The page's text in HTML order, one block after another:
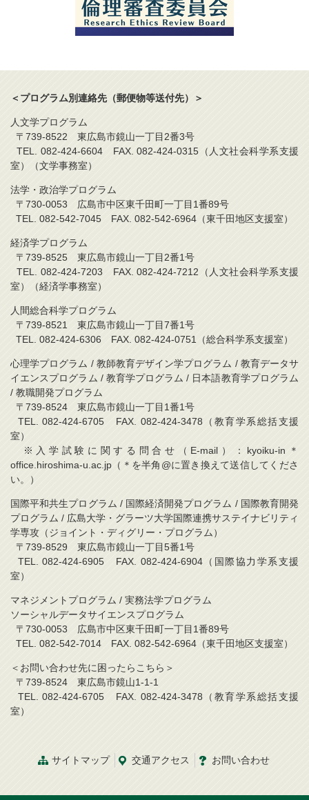
＜プログラム別連絡先（郵便物等送付先）＞
人文学プログラム
〒739-8522 東広島市鏡山一丁目2番3号
TEL. 082-424-6604 FAX. 082-424-0315（人文社会科学系支援
室）（文学事務室）
法学・政治学プログラム
〒730-0053 広島市中区東千田町一丁目1番89号
TEL. 082-542-7045 FAX. 082-542-6964（東千田地区支援室）
経済学プログラム
〒739-8525 東広島市鏡山一丁目2番1号
TEL. 082-424-7203 FAX. 082-424-7212（人文社会科学系支援
室）（経済学事務室）
人間総合科学プログラム
〒739-8521 東広島市鏡山一丁目7番1号
TEL. 082-424-6306 FAX. 082-424-0751（総合科学系支援室）
心理学プログラム / 教師教育デザイン学プログラム / 教育データサ
イエンスプログラム / 教育学プログラム / 日本語教育学プログラム
/ 教職開発プログラム
〒739-8524 東広島市鏡山一丁目1番1号
TEL. 082-424-6705 FAX. 082-424-3478（教育学系総括支援
室）
※入学試験に関する問合せ（E-mail）：kyoiku-in＊
office.hiroshima-u.ac.jp（＊を半角@に置き換えて送信してくださ
い。）
国際平和共生プログラム / 国際経済開発プログラム / 国際教育開発
プログラム / 広島大学・グラーツ大学国際連携サステイナビリティ
学専攻（ジョイント・ディグリー・プログラム）
〒739-8529 東広島市鏡山一丁目5番1号
TEL. 082-424-6905 FAX. 082-424-6904（国際協力学系支援
室）
マネジメントプログラム / 実務法学プログラム
ソーシャルデータサイエンスプログラム
〒730-0053 広島市中区東千田町一丁目1番89号
TEL. 082-542-7014 FAX. 082-542-6964（東千田地区支援室）
＜お問い合わせ先に困ったらこちら＞
〒739-8524 東広島市鏡山1-1-1
TEL. 082-424-6705 FAX. 082-424-3478（教育学系総括支援
室）
サイトマップ 交通アクセス お問い合わせ